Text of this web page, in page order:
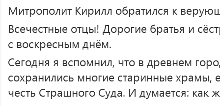
Митрополит Кирилл обратился к
Всечестные отцы! Дорогие братья и
с воскресным днём.
Сегодня я вспомнил, что в древнем
сохранились многие старинные храмы,
честь Страшного Суда. И думается: как